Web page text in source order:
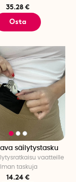
35.28 €
Osta
säilytystasku
vaatteille
taskuja
14.24 €